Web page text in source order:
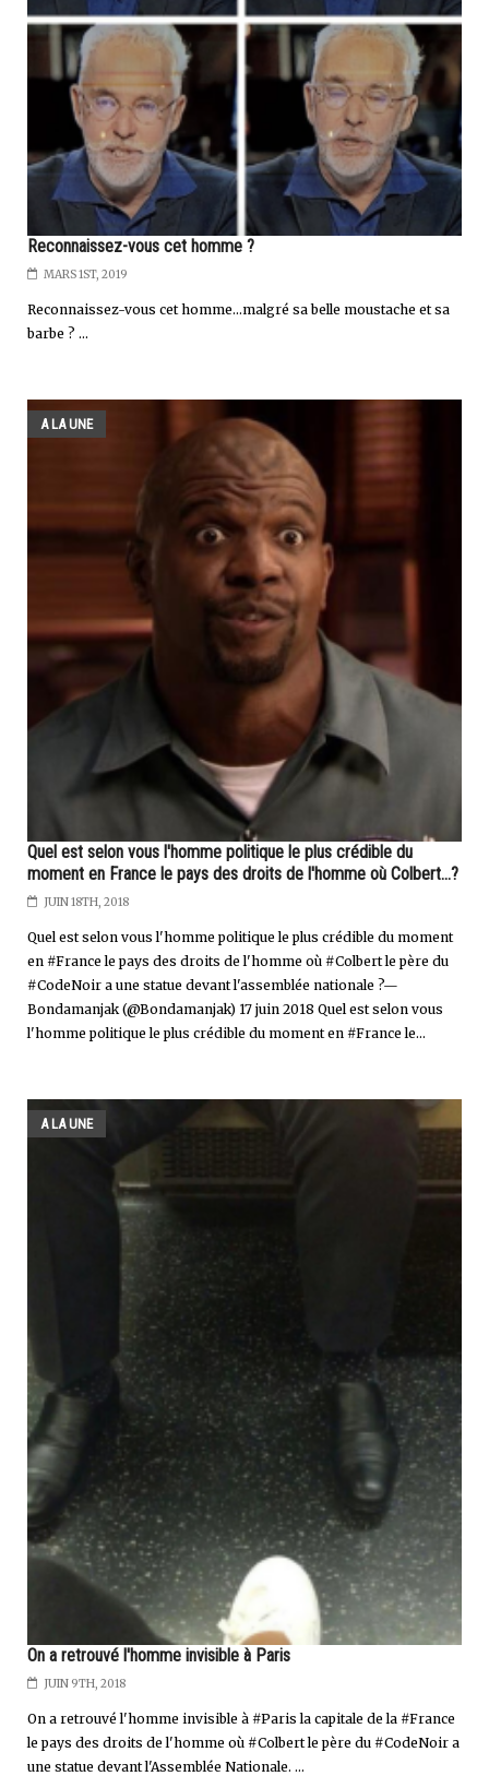
Reconnaissez-vous cet homme ?
MARS 1ST, 2019
Reconnaissez-vous cet homme...malgré sa belle moustache et sa
barbe ? ...
A LA UNE
Quel est selon vous l'homme politique le plus crédible du
moment en France le pays des droits de l'homme où Colbert...?
JUIN 18TH, 2018
Quel est selon vous l'homme politique le plus crédible du moment
en #France le pays des droits de l'homme où #Colbert le père du
#CodeNoir a une statue devant l'assemblée nationale ?—
Bondamanjak (@Bondamanjak) 17 juin 2018 Quel est selon vous
l'homme politique le plus crédible du moment en #France le...
A LA UNE
On a retrouvé l'homme invisible à Paris
JUIN 9TH, 2018
On a retrouvé l'homme invisible à #Paris la capitale de la #France
le pays des droits de l'homme où #Colbert le père du #CodeNoir a
une statue devant l'Assemblée Nationale. ...